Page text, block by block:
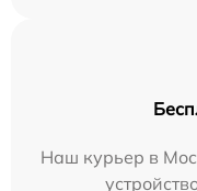
Наш курьер в